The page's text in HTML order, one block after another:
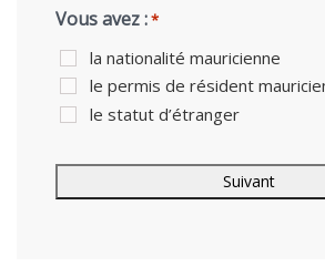
Vous avez :*
la nationalité mauricienne
le permis de résident
le statut d’étranger